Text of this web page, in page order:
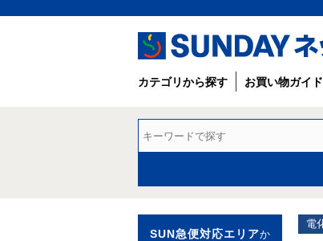
カテゴリから探す お買い物ガイド
電
SUN急便対応エリアか